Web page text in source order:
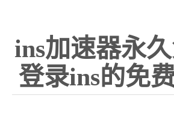
ins加速器永
登录ins的免